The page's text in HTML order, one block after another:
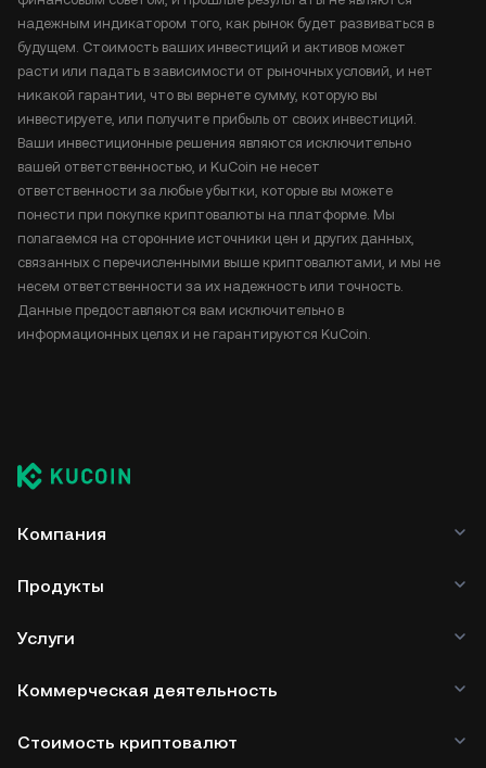
надежным индикатором того, как рынок будет развиваться в
будущем. Стоимость ваших инвестиций и активов может
расти или падать в зависимости от рыночных условий, и нет
никакой гарантии, что вы вернете сумму, которую вы
инвестируете, или получите прибыль от своих инвестиций.
Ваши инвестиционные решения являются исключительно
вашей ответственностью, и KuCoin не несет
ответственности за любые убытки, которые вы можете
понести при покупке криптовалюты на платформе. Мы
полагаемся на сторонние источники цен и других данных,
связанных с перечисленными выше криптовалютами, и мы не
несем ответственности за их надежность или точность.
Данные предоставляются вам исключительно в
информационных целях и не гарантируются KuCoin.
Компания
Продукты
Услуги
Коммерческая деятельность
Стоимость криптовалют